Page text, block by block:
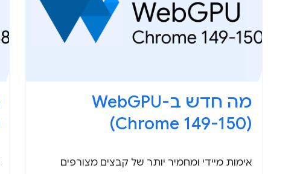
(Chrome 149-150)
אימות מיידי ומחמיר יותר של קבצים מצורפים